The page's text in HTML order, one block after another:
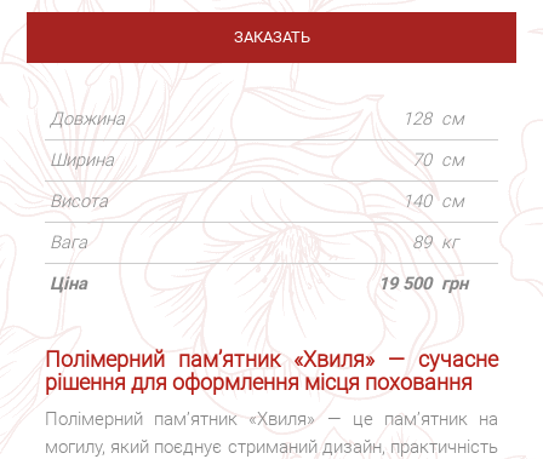
ЗАКАЗАТЬ
Довжина 128 см
Ширина
70 см
Висота
140 см
Вага
89 кг
Ціна
19 500 грн
Полімерний пам’ятник «Хвиля» — сучасне
рішення для оформлення місця поховання
Полімерний пам’ятник «Хвиля» — це пам’ятник на
могилу, який поєднує стриманий дизайн, практичність